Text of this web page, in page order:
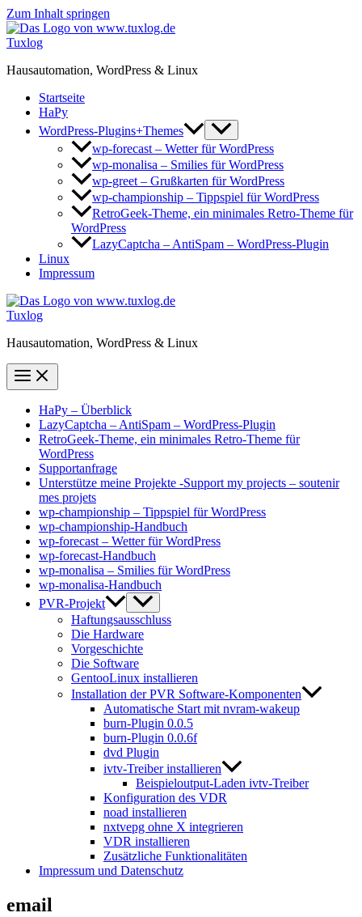
Zum Inhalt springen
Tuxlog
Hausautomation, WordPress & Linux
Startseite
HaPy
WordPress-Plugins+Themes
wp-forecast – Wetter für WordPress
wp-monalisa – Smilies für WordPress
wp-greet – Grußkarten für WordPress
wp-championship – Tippspiel für WordPress
RetroGeek-Theme, ein minimales Retro-Theme für
WordPress
LazyCaptcha – AntiSpam – WordPress-Plugin
Linux
Impressum
Tuxlog
Hausautomation, WordPress & Linux
HaPy – Überblick
LazyCaptcha – AntiSpam – WordPress-Plugin
RetroGeek-Theme, ein minimales Retro-Theme für
WordPress
Supportanfrage
Unterstütze meine Projekte -Support my projects – soutenir
mes projets
wp-championship – Tippspiel für WordPress
wp-championship-Handbuch
wp-forecast – Wetter für WordPress
wp-forecast-Handbuch
wp-monalisa – Smilies für WordPress
wp-monalisa-Handbuch
PVR-Projekt
Haftungsausschluss
Die Hardware
Vorgeschichte
Die Software
GentooLinux installieren
Installation der PVR Software-Komponenten
Automatische Start mit nvram-wakeup
burn-Plugin 0.0.5
burn-Plugin 0.0.6f
dvd Plugin
ivtv-Treiber installieren
Beispieloutput-Laden ivtv-Treiber
Konfiguration des VDR
noad installieren
nxtvepg ohne X integrieren
VDR installieren
Zusätzliche Funktionalitäten
Impressum und Datenschutz
email